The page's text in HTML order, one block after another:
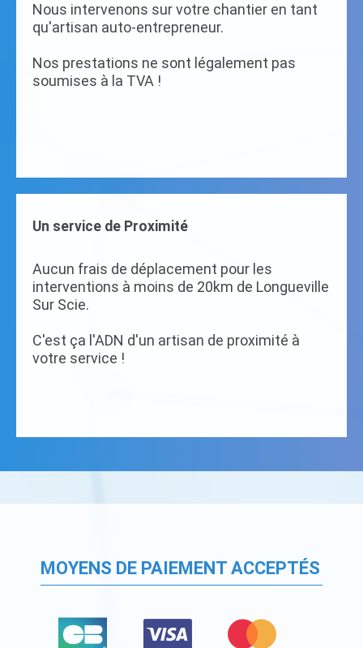
Nous intervenons sur votre chantier en tant
qu'artisan auto-entrepreneur.
Nos prestations ne sont légalement pas
soumises à la TVA !
Un service de Proximité
Aucun frais de déplacement pour les
interventions à moins de 20km de Longueville
Sur Scie.
C'est ça l'ADN d'un artisan de proximité à
votre service !
MOYENS DE PAIEMENT ACCEPTÉS